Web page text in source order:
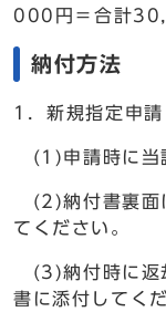
000円＝合計30
納付方法
1．新規指定申請
(1)申請時に当
(2)納付書裏面
てください。
(3)納付時に返
書に添付してく